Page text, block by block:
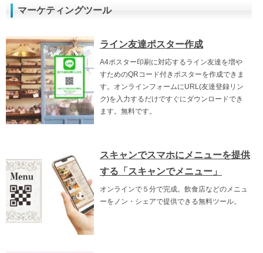
マーケティングツール
ライン友達ポスター作成
A4ポスター印刷に対応するライン友達を増や
すためのQRコード付きポスターを作成できま
す。オンラインフォームにURL(友達登録リン
ク)を入力するだけですぐにダウンロードでき
ます。無料です。
スキャンでスマホにメニューを提供
する「スキャンでメニュー」
オンラインで５分で完成。飲食店などのメニュ
ーをノン・シェアで提供できる無料ツール。